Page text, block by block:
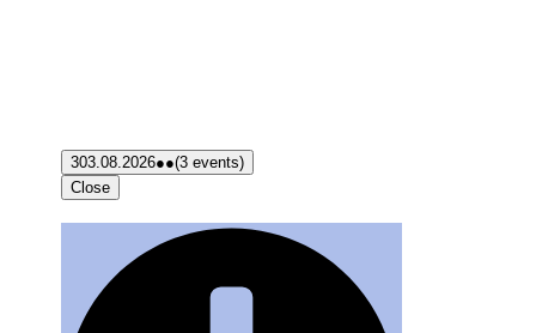
303.08.2026●●(3 events)
Close